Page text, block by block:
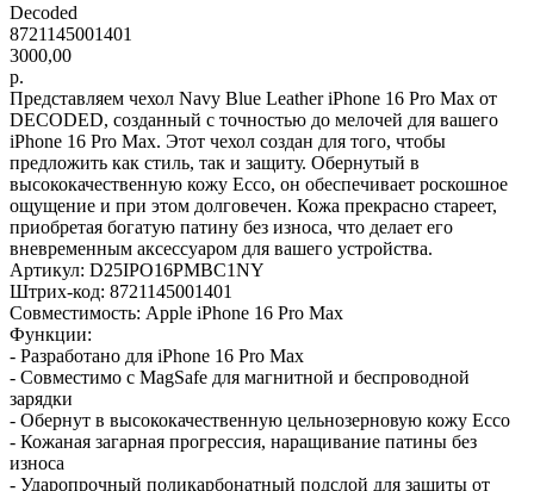
Decoded
8721145001401
3000,00
р.
Представляем чехол Navy Blue Leather iPhone 16 Pro Max от
DECODED, созданный с точностью до мелочей для вашего
iPhone 16 Pro Max. Этот чехол создан для того, чтобы
предложить как стиль, так и защиту. Обернутый в
высококачественную кожу Ecco, он обеспечивает роскошное
ощущение и при этом долговечен. Кожа прекрасно стареет,
приобретая богатую патину без износа, что делает его
вневременным аксессуаром для вашего устройства.
Артикул: D25IPO16PMBC1NY
Штрих-код: 8721145001401
Совместимость: Apple iPhone 16 Pro Max
Функции:
- Разработано для iPhone 16 Pro Max
- Совместимо с MagSafe для магнитной и беспроводной
зарядки
- Обернут в высококачественную цельнозерновую кожу Ecco
- Кожаная загарная прогрессия, наращивание патины без
износа
- Ударопрочный поликарбонатный подслой для защиты от